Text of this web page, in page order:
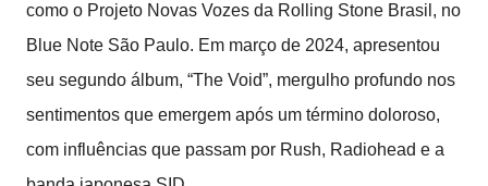
como o Projeto Novas Vozes da Rolling Stone Brasil, no
Blue Note São Paulo. Em março de 2024, apresentou
seu segundo álbum, “The Void”, mergulho profundo nos
sentimentos que emergem após um término doloroso,
com influências que passam por Rush, Radiohead e a